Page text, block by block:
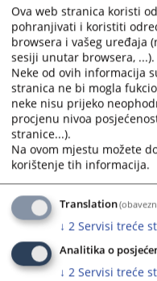
a
date.
Press
the
question
mark
key
to
get
keyboard
shortcuts
for
changing
dates.
a
to
Ova web stranica koristi
pohranjivati i koristiti
browsera i vašeg uređaja
sesiji unutar browsera, ...).
Neke od ovih informacija
stranica ne bi mogla
neke nisu prijeko
procjenu nivoa
stranice...).
Na ovom mjestu možete
korištenje tih informacija.
Translation
↓ 2 Servisi treće
Analitika o
↓ 2 Servisi treće